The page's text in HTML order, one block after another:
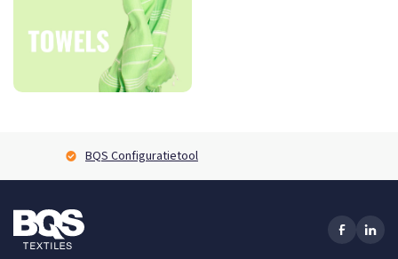
BQS Configuratietool